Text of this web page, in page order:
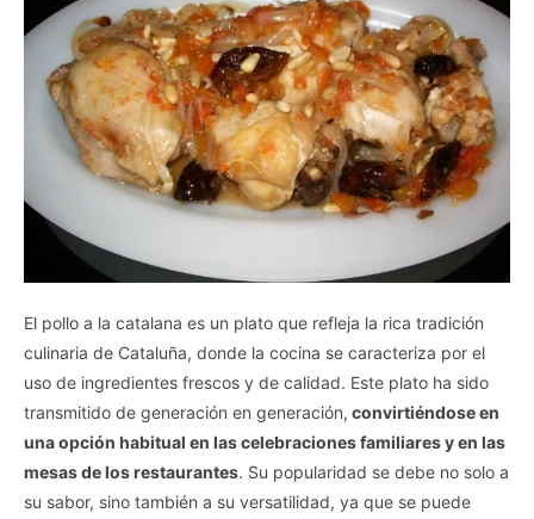
El pollo a la catalana es un plato que refleja la rica tradición
culinaria de Cataluña, donde la cocina se caracteriza por el
uso de ingredientes frescos y de calidad. Este plato ha sido
transmitido de generación en generación, convirtiéndose en
una opción habitual en las celebraciones familiares y en las
mesas de los restaurantes. Su popularidad se debe no solo a
su sabor, sino también a su versatilidad, ya que se puede